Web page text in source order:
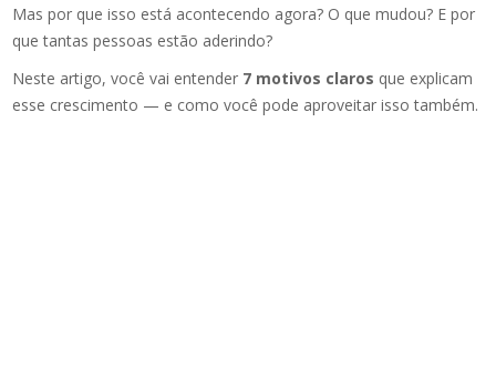
Mas por que isso está acontecendo agora? O que mudou? E por
que tantas pessoas estão aderindo?
Neste artigo, você vai entender 7 motivos claros que explicam
esse crescimento — e como você pode aproveitar isso também.